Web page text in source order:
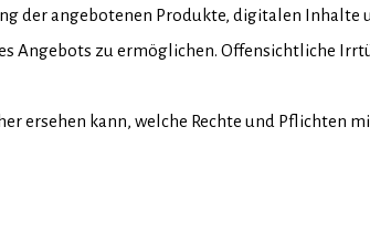
der angebotenen Produkte, digitalen
Angebots zu ermöglichen. Offensichtliche
ersehen kann, welche Rechte und Pflichten